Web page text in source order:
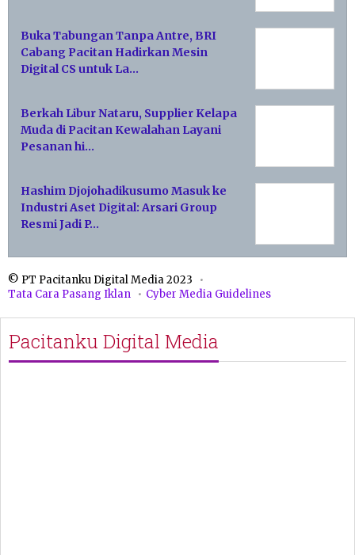
Buka Tabungan Tanpa Antre, BRI
Cabang Pacitan Hadirkan Mesin
Digital CS untuk La…
Berkah Libur Nataru, Supplier Kelapa
Muda di Pacitan Kewalahan Layani
Pesanan hi…
Hashim Djojohadikusumo Masuk ke
Industri Aset Digital: Arsari Group
Resmi Jadi P…
© PT Pacitanku Digital Media 2023
Tata Cara Pasang Iklan
Cyber Media Guidelines
Pacitanku Digital Media